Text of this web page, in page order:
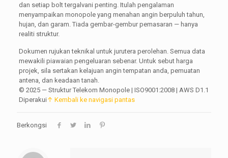
dan setiap bolt tergalvani penting. Itulah pengalaman
menyampaikan monopole yang menahan angin berpuluh tahun,
hujan, dan garam. Tiada gembar-gembur pemasaran — hanya
realiti struktur.
Dokumen rujukan teknikal untuk jurutera perolehan. Semua data
mewakili piawaian pengeluaran sebenar. Untuk sebut harga
projek, sila sertakan kelajuan angin tempatan anda, pemuatan
antena, dan keadaan tanah.
© 2025 — Struktur Telekom Monopole | ISO9001:2008 | AWS D1.1
Diperakui ↑ Kembali ke navigasi pantas
Berkongsi